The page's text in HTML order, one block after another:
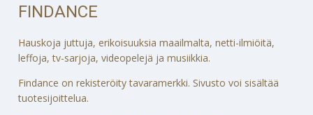
FINDANCE
Hauskoja juttuja, erikoisuuksia maailmalta, netti-ilmiöitä,
leffoja, tv-sarjoja, videopelejä ja musiikkia.
Findance on rekisteröity tavaramerkki. Sivusto voi sisältää
tuotesijoittelua.